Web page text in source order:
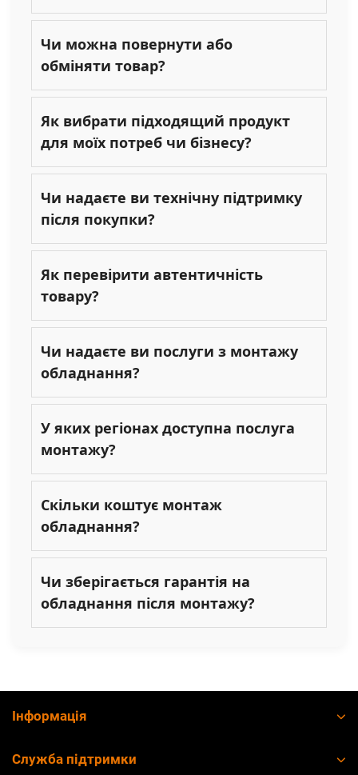
Чи можна повернути або
обміняти товар?
Як вибрати підходящий продукт
для моїх потреб чи бізнесу?
Чи надаєте ви технічну підтримку
після покупки?
Як перевірити автентичність
товару?
Чи надаєте ви послуги з монтажу
обладнання?
У яких регіонах доступна послуга
монтажу?
Скільки коштує монтаж
обладнання?
Чи зберігається гарантія на
обладнання після монтажу?
Інформація
Служба підтримки